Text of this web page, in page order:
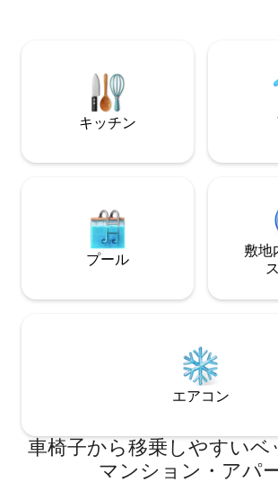
一部に手で餌をあげています。ファイヤ
ーピットと無料の木材もご用意していま
す！屋外シャワーで涼しく過ごしましょ
キッチン
プール
敷地
エアコン
車椅子から移乗しやすいベ
マンション・アパ